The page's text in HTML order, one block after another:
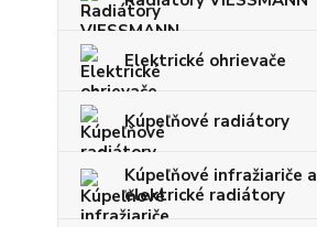
Elektrické ohrievače
Kúpeľňové radiátory
Kúpeľňové infražiariče a
elektrické radiátory